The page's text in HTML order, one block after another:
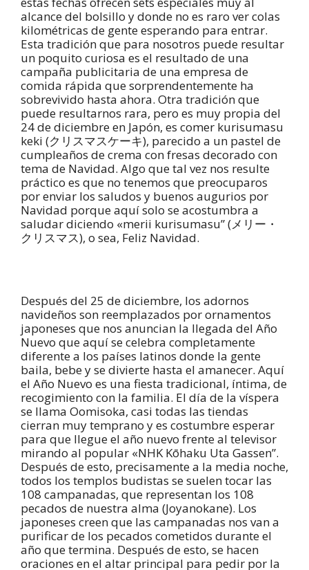
alcance del bolsillo y donde no es raro ver colas
kilométricas de gente esperando para entrar.
Esta tradición que para nosotros puede resultar
un poquito curiosa es el resultado de una
campaña publicitaria de una empresa de
comida rápida que sorprendentemente ha
sobrevivido hasta ahora. Otra tradición que
puede resultarnos rara, pero es muy propia del
24 de diciembre en Japón, es comer kurisumasu
keki (クリスマスケーキ), parecido a un pastel de
cumpleaños de crema con fresas decorado con
tema de Navidad. Algo que tal vez nos resulte
práctico es que no tenemos que preocuparos
por enviar los saludos y buenos augurios por
Navidad porque aquí solo se acostumbra a
saludar diciendo «merii kurisumasu” (メリー・
クリスマス), o sea, Feliz Navidad.
Después del 25 de diciembre, los adornos
navideños son reemplazados por ornamentos
japoneses que nos anuncian la llegada del Año
Nuevo que aquí se celebra completamente
diferente a los países latinos donde la gente
baila, bebe y se divierte hasta el amanecer. Aquí
el Año Nuevo es una fiesta tradicional, íntima, de
recogimiento con la familia. El día de la víspera
se llama Oomisoka, casi todas las tiendas
cierran muy temprano y es costumbre esperar
para que llegue el año nuevo frente al televisor
mirando al popular «NHK Kōhaku Uta Gassen”.
Después de esto, precisamente a la media noche,
todos los templos budistas se suelen tocar las
108 campanadas, que representan los 108
pecados de nuestra alma (Joyanokane). Los
japoneses creen que las campanadas nos van a
purificar de los pecados cometidos durante el
año que termina. Después de esto, se hacen
oraciones en el altar principal para pedir por la